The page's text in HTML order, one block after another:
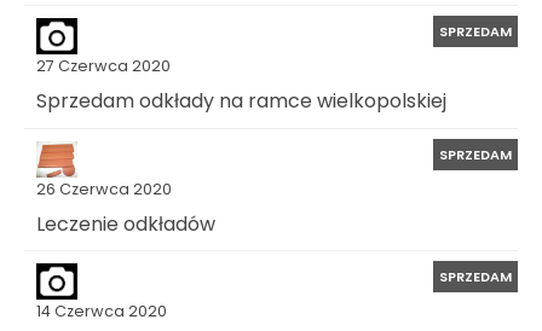
27 Czerwca 2020
SPRZEDAM
Sprzedam odkłady na ramce wielkopolskiej
26 Czerwca 2020
SPRZEDAM
Leczenie odkładów
14 Czerwca 2020
SPRZEDAM